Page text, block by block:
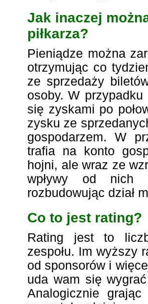
Jak inaczej
piłkarza?
Pieniądze można
otrzymując co
ze sprzedaży
osoby. W
się zyskami po
zysku ze
gospodarzem. W
trafia na konto
hojni, ale wraz ze
wpływy od nich
rozbudowując dział
Co to jest rating?
Rating jest to
zespołu. Im wyższy
od sponsorów i
uda wam się
Analogicznie